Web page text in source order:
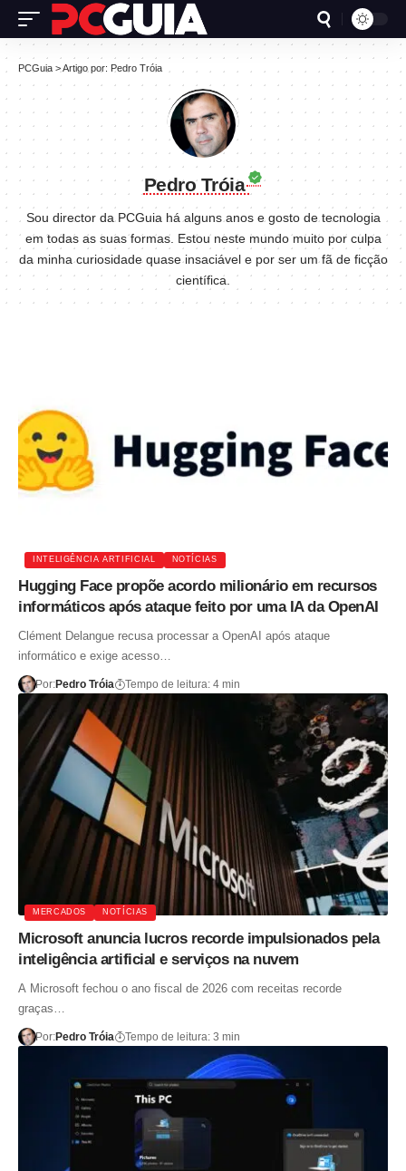
PCGuia >Artigo por: Pedro Tróia
Pedro Tróia
Sou director da PCGuia há alguns anos e gosto de tecnologia
em todas as suas formas. Estou neste mundo muito por culpa
da minha curiosidade quase insaciável e por ser um fã de ficção
científica.
INTELIGÊNCIA ARTIFICIAL NOTÍCIAS
Hugging Face propõe acordo milionário em recursos
informáticos após ataque feito por uma IA da OpenAI
Clément Delangue recusa processar a OpenAI após ataque
informático e exige acesso…
Por:Pedro Tróia Tempo de leitura: 4 min
MERCADOS NOTÍCIAS
Microsoft anuncia lucros recorde impulsionados pela
inteligência artificial e serviços na nuvem
A Microsoft fechou o ano fiscal de 2026 com receitas recorde
graças…
Por:Pedro Tróia Tempo de leitura: 3 min